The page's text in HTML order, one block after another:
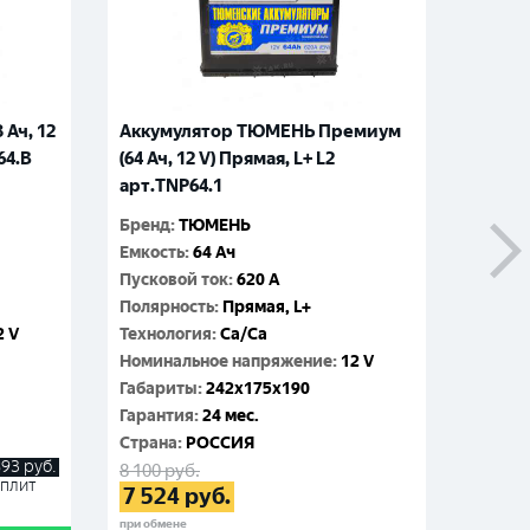
Ач, 12
V
руб.
Аккумулятор ТЮМЕНЬ Премиум
(64 Ач, 12 V) Прямая, L+ L2
арт.TNP64.1
Бренд:ТЮМЕНЬ
Емкость:64 Ач
Пусковой ток:620 A
Полярность: Прямая, L+
Технология:Ca/Ca
Номинальное напряжение: 12 V
Габариты:242x175x190
Гарантия:24 мес.
Cтрана: РОССИЯ
8 100руб.
7 524 руб.
при обмене
Бренд